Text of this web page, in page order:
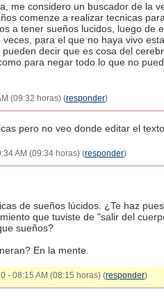
me considero un buscador de la
comenze a realizar tecnicas
a tener sueños lucidos, luego de
para el que no haya vivo
decir que es cosa del
para negar todo lo que no
(09:32 horas) (responder)
pero no veo donde editar el
AM (09:34 horas) (responder)
de sueños lúcidos. ¿Te haz
que tuviste de "salir del
sueños?
En la mente.
- 08:15 AM (08:15 horas) (responder)